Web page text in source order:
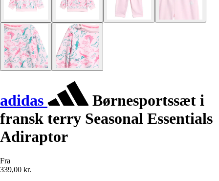
adidas
Børnesportssæt i
fransk terry Seasonal Essentials
Adiraptor
Fra
339,00 kr.